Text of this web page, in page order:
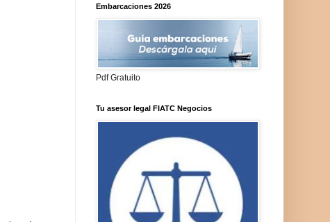
Embarcaciones 2026
Pdf Gratuito
Tu asesor legal FIATC Negocios